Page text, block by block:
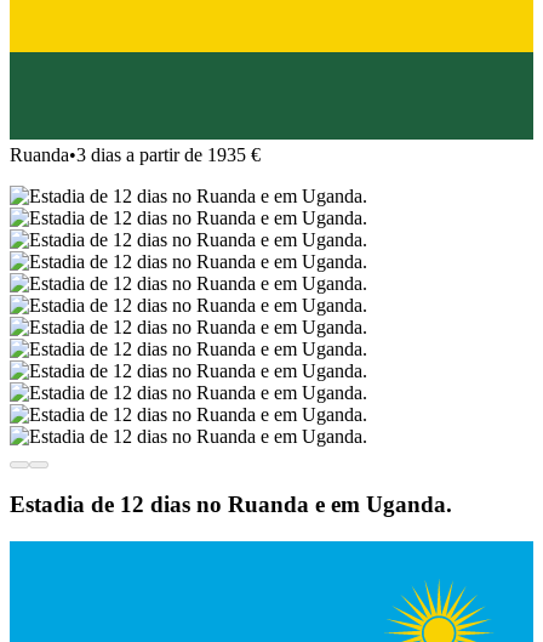
Ruanda•3 dias a partir de 1935 €
Estadia de 12 dias no Ruanda e em Uganda.